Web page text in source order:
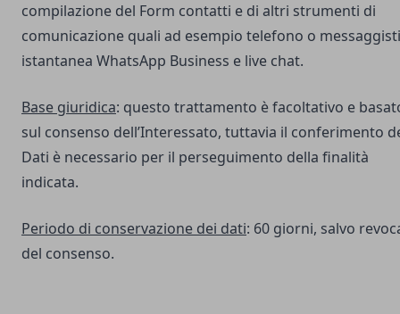
compilazione del Form contatti e di altri strumenti di
comunicazione quali ad esempio telefono o
istantanea WhatsApp Business e live chat.
Base giuridica: questo trattamento è facoltativo e
sul consenso dell’Interessato, tuttavia il conferimento
Dati è necessario per il perseguimento della finalità
indicata.
Periodo di conservazione dei dati: 60 giorni, salvo
del consenso.